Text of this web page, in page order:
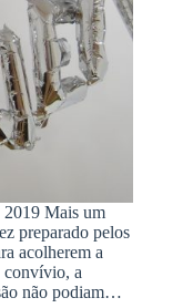
Mais um
preparado pelos
acolherem a
convívio, a
não podiam…